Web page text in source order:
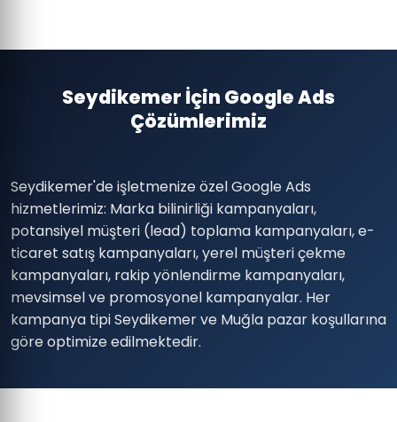
Seydikemer İçin Google Ads
Çözümlerimiz
Seydikemer'de işletmenize özel Google Ads
hizmetlerimiz: Marka bilinirliği kampanyaları,
potansiyel müşteri (lead) toplama kampanyaları, e-
ticaret satış kampanyaları, yerel müşteri çekme
kampanyaları, rakip yönlendirme kampanyaları,
mevsimsel ve promosyonel kampanyalar. Her
kampanya tipi Seydikemer ve Muğla pazar koşullarına
göre optimize edilmektedir.